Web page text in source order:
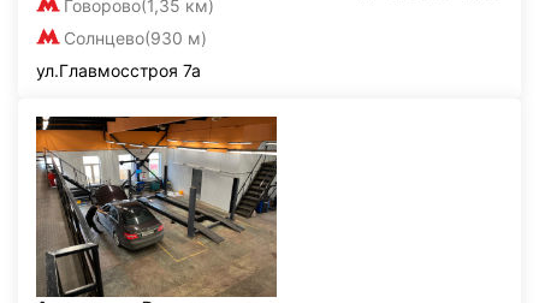
Говорово(1,35 км)
Солнцево(930 м)
ул.Главмосстроя 7а